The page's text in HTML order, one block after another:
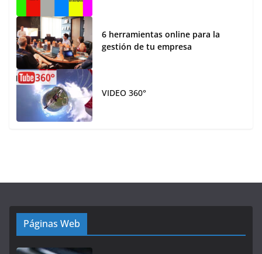
6 herramientas online para la
gestión de tu empresa
VIDEO 360°
Páginas Web